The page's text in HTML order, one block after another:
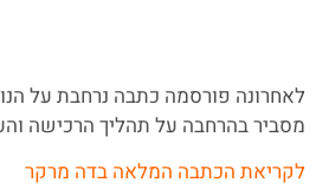
מסביר בהרחבה על תהליך הרכישה
לקריאת הכתבה המלאה בדה מרקר